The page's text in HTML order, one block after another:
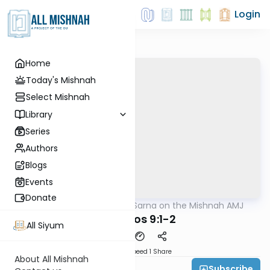
Home
Today's Mishnah
Select Mishnah
Library
Series
Authors
Blogs
Events
Donate
All Siyum
About All Mishnah
Login
Rabbi Sarna on the Mishnah AMJ
Berachos 9:1-2
Speed 1 Share